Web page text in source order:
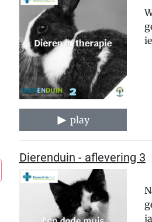
play
Dierenduin - aflevering 3